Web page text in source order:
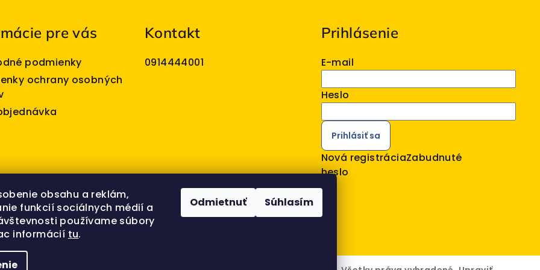
obsahu a reklám,
funkcií sociálnych médií a
používame súbory
informácií tu.
Odmietnuť Súhlasím
pre vás
podmienky
ochrany osobných
Kontakt
0914444001
Prihlásenie
E-mail
Heslo
Prihlásiť sa
Nová registráciaZabudnuté
heslo